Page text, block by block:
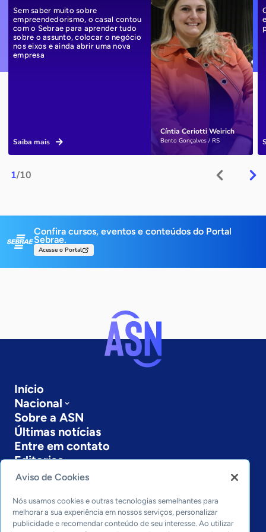
1/10
Cíntia Ceriotti Weirich
Bento Gonçalves / RS
Sem saber muito sobre
empreendedorismo, o casal contou
com o Sebrae para aprender tudo
sobre o assunto, colocar o negócio
nos eixos e ainda abrir uma nova
empresa
Saiba mais
Confira cursos, eventos e conteúdos do Portal
Sebrae.
Acesse o Portal
Início
Nacional
Sobre a ASN
Últimas notícias
Entre em contato
Editorias
Economia & Política
Inovação & Tecnologia
Cultura empreendedora
Dados
Aviso de Cookies
Nós usamos cookies e outras tecnologias semelhantes para
melhorar a sua experiência em nossos serviços, personalizar
publicidade e recomendar conteúdo de seu interesse. Ao utilizar